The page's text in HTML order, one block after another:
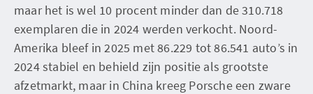
maar het is wel 10 procent minder dan de 310.718
exemplaren die in 2024 werden verkocht. Noord-
Amerika bleef in 2025 met 86.229 tot 86.541 auto’s in
2024 stabiel en behield zijn positie als grootste
afzetmarkt, maar in China kreeg Porsche een zware